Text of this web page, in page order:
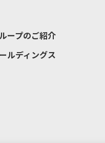
ープのご紹介
ルディングス